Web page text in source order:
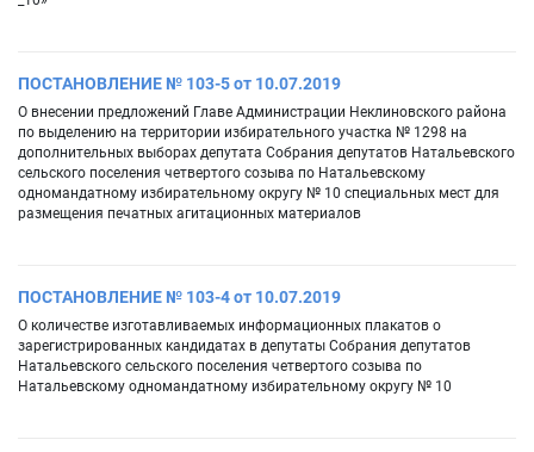
ПОСТАНОВЛЕНИЕ № 103-5 от 10.07.2019
О внесении предложений Главе Администрации Неклиновского района
по выделению на территории избирательного участка № 1298 на
дополнительных выборах депутата Собрания депутатов Натальевского
сельского поселения четвертого созыва по Натальевскому
одномандатному избирательному округу № 10 специальных мест для
размещения печатных агитационных материалов
ПОСТАНОВЛЕНИЕ № 103-4 от 10.07.2019
О количестве изготавливаемых информационных плакатов о
зарегистрированных кандидатах в депутаты Собрания депутатов
Натальевского сельского поселения четвертого созыва по
Натальевскому одномандатному избирательному округу № 10